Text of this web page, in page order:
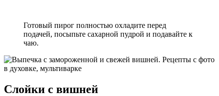
Готовый пирог полностью охладите перед
подачей, посыпьте сахарной пудрой и подавайте к
чаю.
Слойки с вишней